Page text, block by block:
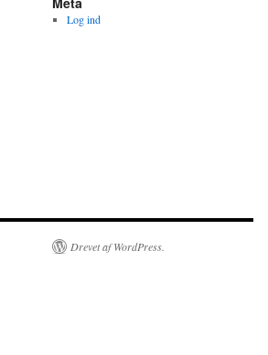
Log ind
Drevet af WordPress.